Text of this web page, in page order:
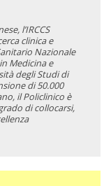
l’IRCCS
clinica e
Nazionale
Medicina e
degli Studi di
di 50.000
il Policlinico è
di collocarsi,